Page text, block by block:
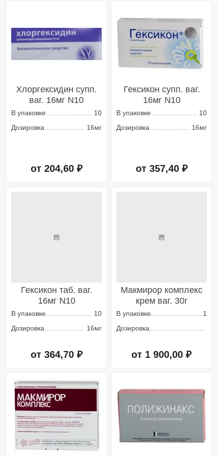
Хлоргексидин супп.
ваг. 16мг N10
В упаковке
10
Дозировка
16мг
от 204,60 ₽
Гексикон супп. ваг.
16мг N10
В упаковке
10
Дозировка
16мг
от 357,40 ₽
Гексикон таб. ваг.
16мг N10
В упаковке
10
Дозировка
16мг
от 364,70 ₽
Макмирор комплекс
крем ваг. 30г
В упаковке
1
Дозировка
от 1 900,00 ₽